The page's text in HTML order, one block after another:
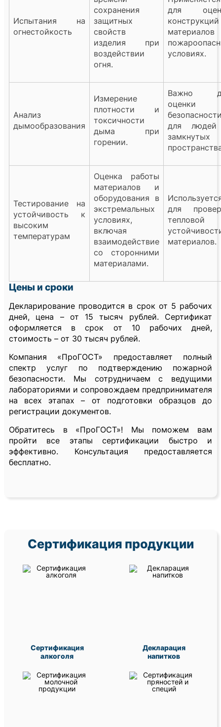
Испытания на
огнестойкость
сохранения
защитных
свойств
изделия при
воздействии
огня.
для
условиях.
Анализ
дымообразования
Измерение
плотности и
токсичности
дыма при
горении.
Важно
оценки
для
замкнутых
Тестирование на
устойчивость к
высоким
температурам
Оценка работы
материалов и
оборудования в
экстремальных
условиях,
включая
взаимодействие
со сторонними
материалами.
для
тепловой
материалов.
Цены и сроки
Декларирование проводится в срок от 5 рабочих
дней, цена – от 15 тысяч рублей. Сертификат
оформляется в срок от 10 рабочих дней,
стоимость – от 30 тысяч рублей.
Компания «ПроГОСТ» предоставляет полный
спектр услуг по подтверждению пожарной
безопасности. Мы сотрудничаем с ведущими
лабораториями и сопровождаем предпринимателя
на всех этапах – от подготовки образцов до
регистрации документов.
Обратитесь в «ПроГОСТ»! Мы поможем вам
пройти все этапы сертификации быстро и
эффективно. Консультация предоставляется
бесплатно.
Сертификация продукции
Сертификация
алкоголя
Декларация
напитков